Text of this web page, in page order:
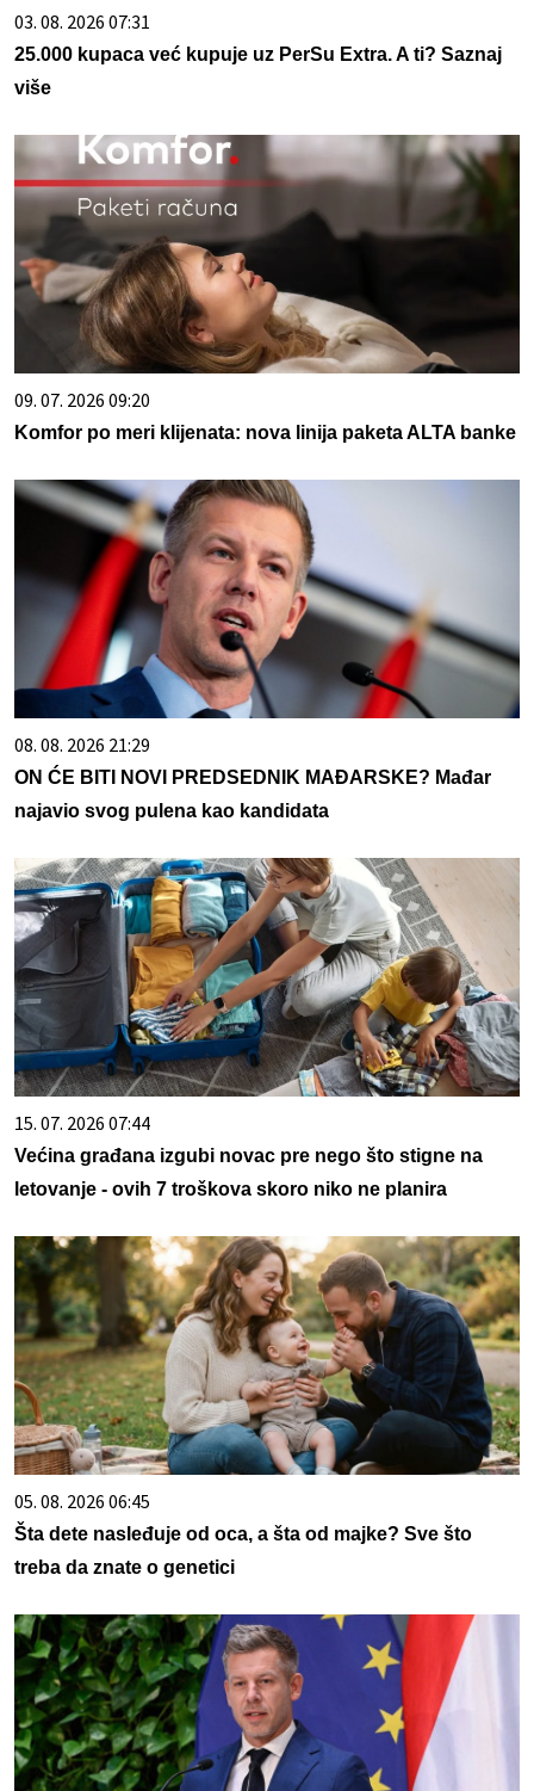
03. 08. 2026 07:31
25.000 kupaca već kupuje uz PerSu Extra. A ti? Saznaj
više
09. 07. 2026 09:20
Komfor po meri klijenata: nova linija paketa ALTA banke
08. 08. 2026 21:29
ON ĆE BITI NOVI PREDSEDNIK MAĐARSKE? Mađar
najavio svog pulena kao kandidata
15. 07. 2026 07:44
Većina građana izgubi novac pre nego što stigne na
letovanje - ovih 7 troškova skoro niko ne planira
05. 08. 2026 06:45
Šta dete nasleđuje od oca, a šta od majke? Sve što
treba da znate o genetici